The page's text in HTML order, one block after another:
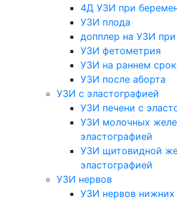
4Д УЗИ при
УЗИ плода
допплер на УЗИ
УЗИ фетометрия
УЗИ на раннем
УЗИ после аборта
УЗИ с эластографией
УЗИ печени с
УЗИ молочных
эластографией
УЗИ щитовидной
эластографией
УЗИ нервов
УЗИ нервов нижних